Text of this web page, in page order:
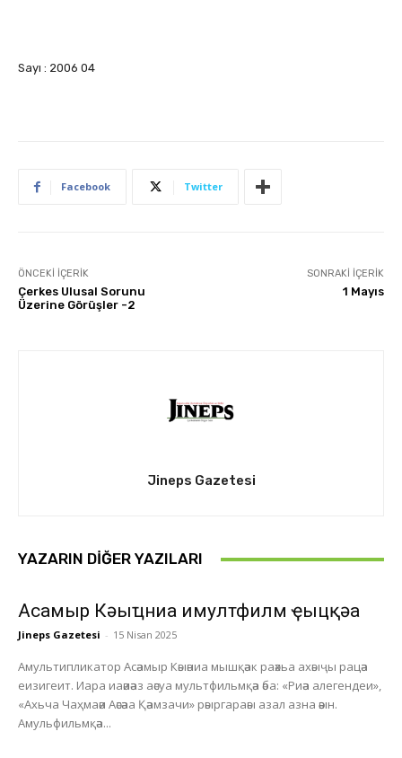
Sayı : 2006 04
Facebook Twitter
ÖNCEKI İÇERIK
Çerkes Ulusal Sorunu
Üzerine Görüşler -2
SONRAKI İÇERIK
1 Mayıs
Jineps Gazetesi
YAZARIN DIĞER YAZILARI
Асҭамыр Кәыҵниа имултфилм ҿыцқәа
Jineps Gazetesi - 15 Nisan 2025
Амультипликатор Асәамыр Кәыәниа мышқәак раәхьа ахәыҷы рацәа
еизигеит. Иара иаәиәаз аәсуа мультфильмқәа әба: «Риәа алегендеи»,
«Ахьча Чаҳмаәи Аәсәаа Қәамзачи» рәыргараәы азал азна әәын.
Амульфильмқәа...